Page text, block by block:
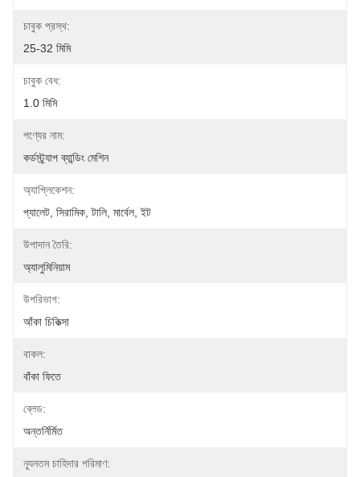
চাবুক প্রস্থ:
25-32 মিমি
চাবুক বেধ:
1.0 মিমি
পণ্যের নাম:
কর্ডস্ট্র্যাপ ব্যান্ডিং মেশিন
অ্যাপ্লিকেশন:
প্যালেট, সিরামিক, টালি, মার্বেল, ইট
উপাদান তৈরি:
অ্যালুমিনিয়াম
উপরিভাগ:
আঁকা চিকিত্সা
বাকল:
বাঁকা ফিতে
ব্লেড:
অন্তর্নির্মিত
ন্যূনতম চাহিদার পরিমাণ: